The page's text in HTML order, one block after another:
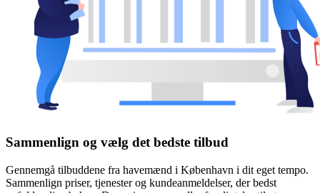
Sammenlign og vælg det bedste tilbud
Gennemgå tilbuddene fra havemænd i København i dit eget tempo.
Sammenlign priser, tjenester og kundeanmeldelser, der bedst